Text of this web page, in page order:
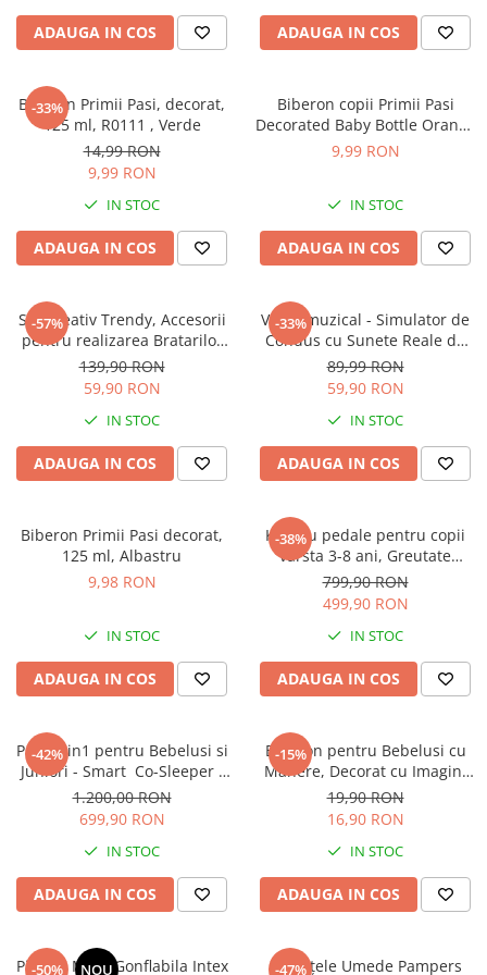
Sampon si balsam copii
Sapun & Gel de dus copii
Tampoane pentru San
Set Ingrijire Bebelusi
Arme de jucarie
Ateliere si bancuri de lucru
Bucatarii copii
Carucioare papusi si accesorii
Casute de papusi si mobilier
Cuburi si caramizi
Elicoptere, avioane si nave de
Frumusete, bijuterii si accesorii
fetite
Jocuri de societate
Jucarii de plus
Motociclete de jucarie
Papusi
Roboti de jucarie
Set joaca doctor
Set joaca gradinarit
Set joaca supermarket
Seturi de constructie
Utilaje constructie de jucarie
Hrana bebelusi
ADAUGA IN COS ADAUGA IN COS
-33%
Biberon Primii Pasi, decorat,
125 ml, R0111 , Verde
14,99 RON
9,99 RON
IN STOC
ADAUGA IN COS
Biberon copii Primii Pasi
Decorated Baby Bottle Orange
125ml
9,99 RON
IN STOC
ADAUGA IN COS
-57%
Set Creativ Trendy, Accesorii
pentru realizarea Bratarilor
din elastic, Rainbow Loom
Bands, 950 piese, Multicolor
139,90 RON
59,90 RON
IN STOC
ADAUGA IN COS
-33%
Volan muzical - Simulator de
Condus cu Sunete Reale de
Masina si Suport cu Ventuze
pentru copii, Galben cu Negru
89,99 RON
59,90 RON
IN STOC
ADAUGA IN COS
Biberon Primii Pasi decorat,
125 ml, Albastru
9,98 RON
IN STOC
ADAUGA IN COS
-38%
Kart cu pedale pentru copii
varsta 3-8 ani, Greutate
Maxima Suportata este de 50
Kg
799,90 RON
499,90 RON
IN STOC
ADAUGA IN COS
-42%
Patut 2in1 pentru Bebelusi si
Juniori - Smart Co-Sleeper -
Laterala Detasabila ,
Tranformabil in Pat Junior,
100% Lemn Masiv de Fag, 3
- Alb
1.200,00 RON
699,90 RON
IN STOC
ADAUGA IN COS
-15%
Biberon pentru Bebelusi cu
Manere, Decorat cu Imagini
Atractive 250 ml - Roz
19,90 RON
16,90 RON
IN STOC
ADAUGA IN COS
-50% NOU
Piscina Mare Gonflabila Intex
-47%
Șervețele Umede Pampers